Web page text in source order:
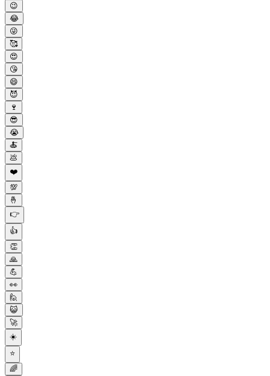
😉
😂
😜
🥰
😍
😘
😄
😈
🍷
😎
😭
🍝
💩
❤️
💯
🤞
👉
👍
👏
🙏
💪
👀
🙋
😺
🚀
☀️
⭐
🌈